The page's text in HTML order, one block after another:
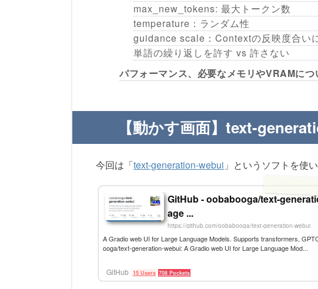
max_new_tokens: 最大トークン数
temperature：ランダム性
guidance scale：Contextの反映度合い
単語の繰り返しを許す vs 許さない
パフォーマンス、必要なメモリやVRAMにつ
【動かす画面】text-
今回は「text-generation-webui 」というソフトを使
GitHub - oobabooga/text-
age ...
https://github.com/oobabooga/text-generation-webui
A Gradio web UI for Large Language Models. Supports transformers,
ooga/text-generation-webui: A Gradio web UI for Large Language Mod...
GitHub 15 Users 708 Pockets